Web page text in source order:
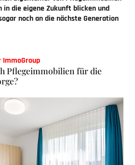
in die eigene Zukunft blicken und
noch an die nächste Generation
Pflegeimmobilien für die